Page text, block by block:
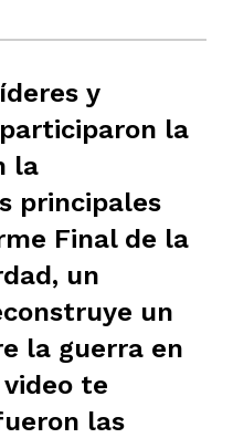
y
la
la
principales
Final de la
un
un
la guerra en
te
las